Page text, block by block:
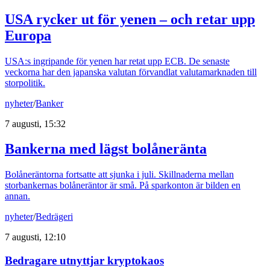
USA rycker ut för yenen – och retar upp
Europa
USA:s ingripande för yenen har retat upp ECB. De senaste
veckorna har den japanska valutan förvandlat valutamarknaden till
storpolitik.
nyheter/Banker
7 augusti, 15:32
Bankerna med lägst bolåneränta
Bolåneräntorna fortsatte att sjunka i juli. Skillnaderna mellan
storbankernas bolåneräntor är små. På sparkonton är bilden en
annan.
nyheter/Bedrägeri
7 augusti, 12:10
Bedragare utnyttjar kryptokaos